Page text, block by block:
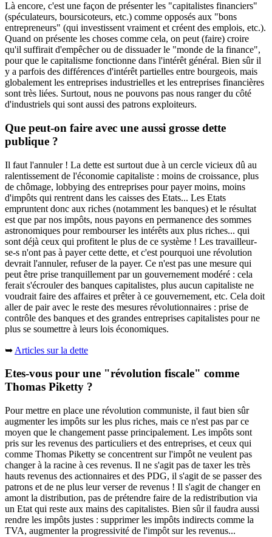
Là encore, c'est une façon de présenter les "capitalistes financiers"
(spéculateurs, boursicoteurs, etc.) comme opposés aux "bons
entrepreneurs" (qui investissent vraiment et créent des emplois, etc.).
Quand on présente les choses comme cela, on peut (faire) croire
qu'il suffirait d'empêcher ou de dissuader le "monde de la finance",
pour que le capitalisme fonctionne dans l'intérêt général. Bien sûr il
y a parfois des différences d'intérêt partielles entre bourgeois, mais
globalement les entreprises industrielles et les entreprises financières
sont très liées. Surtout, nous ne pouvons pas nous ranger du côté
d'industriels qui sont aussi des patrons exploiteurs.
Que peut-on faire avec une aussi grosse dette
publique ?
Il faut l'annuler ! La dette est surtout due à un cercle vicieux dû au
ralentissement de l'économie capitaliste : moins de croissance, plus
de chômage, lobbying des entreprises pour payer moins, moins
d'impôts qui rentrent dans les caisses des Etats... Les Etats
empruntent donc aux riches (notamment les banques) et le résultat
est que par nos impôts, nous payons en permanence des sommes
astronomiques pour rembourser les intérêts aux plus riches... qui
sont déjà ceux qui profitent le plus de ce système ! Les travailleur-
se-s n'ont pas à payer cette dette, et c'est pourquoi une révolution
devrait l'annuler, refuser de la payer. Ce n'est pas une mesure qui
peut être prise tranquillement par un gouvernement modéré : cela
ferait s'écrouler des banques capitalistes, plus aucun capitaliste ne
voudrait faire des affaires et prêter à ce gouvernement, etc. Cela doit
aller de pair avec le reste des mesures révolutionnaires : prise de
contrôle des banques et des grandes entreprises capitalistes pour ne
plus se soumettre à leurs lois économiques.
➥ Articles sur la dette
Etes-vous pour une "révolution fiscale" comme
Thomas Piketty ?
Pour mettre en place une révolution communiste, il faut bien sûr
augmenter les impôts sur les plus riches, mais ce n'est pas par ce
moyen que le changement passe principalement. Les impôts sont
pris sur les revenus des particuliers et des entreprises, et ceux qui
comme Thomas Piketty se concentrent sur l'impôt ne veulent pas
changer à la racine à ces revenus. Il ne s'agit pas de taxer les très
hauts revenus des actionnaires et des PDG, il s'agit de se passer des
patrons et de ne plus leur verser de revenus ! Il s'agit de changer en
amont la distribution, pas de prétendre faire de la redistribution via
un Etat qui reste aux mains des capitalistes. Bien sûr il faudra aussi
rendre les impôts justes : supprimer les impôts indirects comme la
TVA, augmenter la progressivité de l'impôt sur les revenus...